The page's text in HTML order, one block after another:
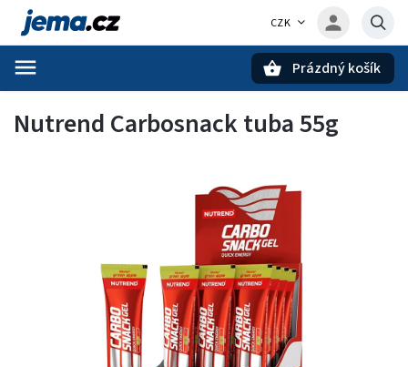
CZK
Prázdný košík
Nutrend Carbosnack tuba 55g